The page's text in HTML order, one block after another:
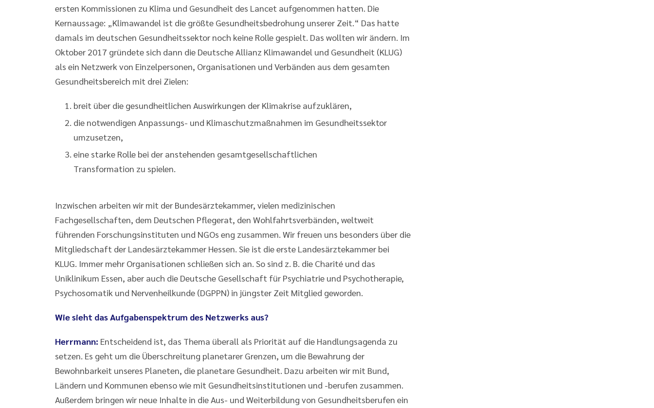
ersten Kommissionen zu Klima und Gesundheit des Lancet aufgenommen hatten. Die
Kernaussage: „Klimawandel ist die größte Gesundheitsbedrohung unserer Zeit.“ Das hatte
damals im deutschen Gesundheitssektor noch keine Rolle gespielt. Das wollten wir ändern. Im
Oktober 2017 gründete sich dann die Deutsche Allianz Klimawandel und Gesundheit (KLUG)
als ein Netzwerk von Einzelpersonen, Organisationen und Verbänden aus dem gesamten
Gesundheitsbereich mit drei Zielen:
breit über die gesundheitlichen Auswirkungen der Klimakrise aufzuklären,
die notwendigen Anpassungs- und Klimaschutzmaßnahmen im Gesundheitssektor
umzusetzen,
eine starke Rolle bei der anstehenden gesamtgesellschaftlichen
Transformation zu spielen.
Inzwischen arbeiten wir mit der Bundesärztekammer, vielen medizinischen
Fachgesellschaften, dem Deutschen Pflegerat, den Wohlfahrtsverbänden, weltweit
führenden Forschungsinstituten und NGOs eng zusammen. Wir freuen uns besonders über die
Mitgliedschaft der Landesärztekammer Hessen. Sie ist die erste Landesärztekammer bei
KLUG. Immer mehr Organisationen schließen sich an. So sind z. B. die Charité und das
Uniklinikum Essen, aber auch die Deutsche Gesellschaft für Psychiatrie und Psychotherapie,
Psychosomatik und Nervenheilkunde (DGPPN) in jüngster Zeit Mitglied geworden.
Wie sieht das Aufgabenspektrum des Netzwerks aus?
Herrmann: Entscheidend ist, das Thema überall als Priorität auf die Handlungsagenda zu
setzen. Es geht um die Überschreitung planetarer Grenzen, um die Bewahrung der
Bewohnbarkeit unseres Planeten, die planetare Gesundheit. Dazu arbeiten wir mit Bund,
Ländern und Kommunen ebenso wie mit Gesundheitsinstitutionen und -berufen zusammen.
Außerdem bringen wir neue Inhalte in die Aus- und Weiterbildung von Gesundheitsberufen ein